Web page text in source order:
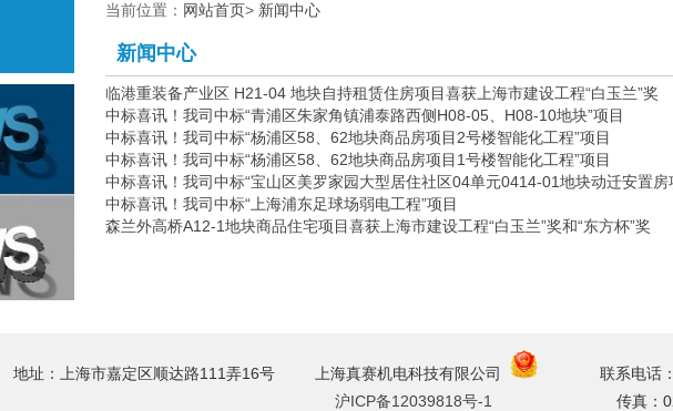
当前位置： 网站首页> 新闻中心
新闻中心
临港重装备产业区 H21-04 地块自持租赁住房项目喜获上海市建设工程“白玉兰”奖
中标喜讯！我司中标“青浦区朱家角镇浦泰路西侧H08-05、H08-10地块”项目
中标喜讯！我司中标“杨浦区58、62地块商品房项目2号楼智能化工程”项目
中标喜讯！我司中标“杨浦区58、62地块商品房项目1号楼智能化工程”项目
中标喜讯！我司中标“宝山区美罗家园大型居住社区04单元0414-01地块动迁安置房
中标喜讯！我司中标“上海浦东足球场弱电工程”项目
森兰外高桥A12-1地块商品住宅项目喜获上海市建设工程“白玉兰”奖和“东方杯”奖
地址：上海市嘉定区顺达路111弄16号 上海真赛机电科技有限公司
联系电话：
沪ICP备12039818号-1
传真：